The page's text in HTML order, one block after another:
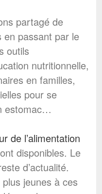
partagé de
en passant par le
outils
nutritionnelle,
en familles,
pour se
estomac…
de l’alimentation
disponibles. Le
d’actualité.
plus jeunes à ces